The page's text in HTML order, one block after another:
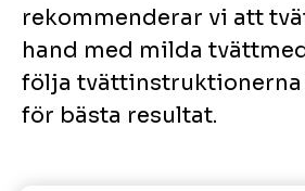
rekommenderar vi att
hand med milda
följa tvättinstruktionerna
för bästa resultat.